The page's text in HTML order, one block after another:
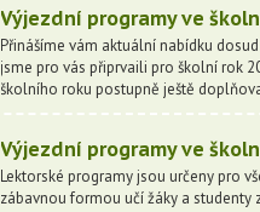
Výjezdní programy ve
Přinášíme vám aktuální nabídku
jsme pro vás připrvaili pro školní rok
školního roku postupně ještě
Výjezdní programy ve
Lektorské programy jsou určeny pro
zábavnou formou učí žáky a